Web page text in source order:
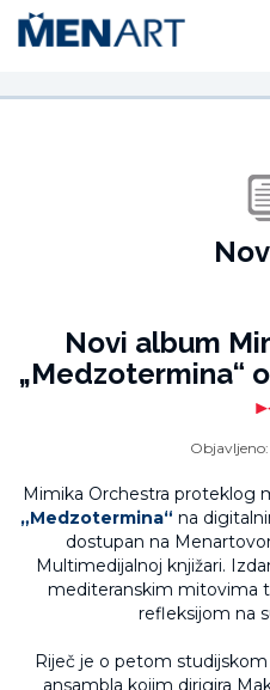
Novi album
„Medzotermina“
Objavljeno:
Mimika Orchestra proteklog
„Medzotermina“ na
dostupan na
Multimedijalnoj knjižari.
mediteranskim mitovima
refleksijom na
Riječ je o petom
ansambla kojim dirigira